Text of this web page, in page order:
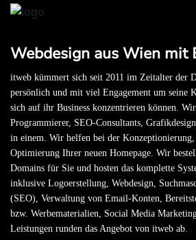
Webdesign aus Wien mit
itweb kümmert sich seit 2011 im Zeitalter der
persönlich und mit viel Engagement um seine
sich auf ihr Business konzentrieren können. Wir
Programmierer, SEO-Consultants,
in einem. Wir helfen bei der
Optimierung Ihrer neuen Homepage. Wir
Domains für Sie und hosten das komplette
inklusive Logoerstellung, Webdesign,
(SEO), Verwaltung von Email-Konten,
bzw. Werbematerialien, Social Media
Leistungen runden das Angebot von itweb ab.